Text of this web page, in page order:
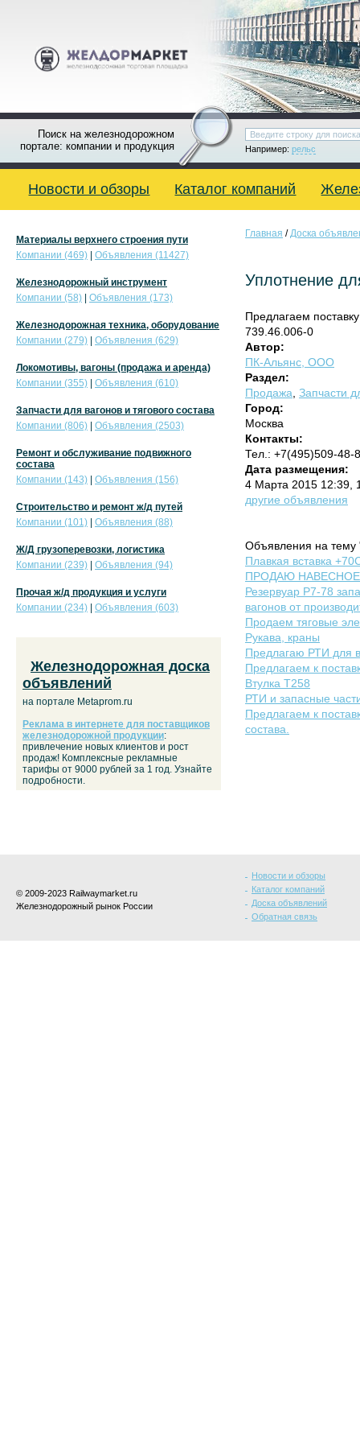
Поиск на железнодорожном
портале: компании и продукция
Например: рельс
Новости и обзоры Каталог компаний
Главная /Доска
Уплотнение
Предлагаем
739.46.006-0
Автор:
ПК-Альянс, ООО
Раздел:
Продажа Запчасти
Город:
Москва
Контакты:
Тел.: +7(495)509-48-
Дата размещения:
4 Марта 2015 12:39,
другие объявления
Объявления на тему
Плавкая вставка
ПРОДАЮ НАВЕСНОЕ
Резервуар Р7-78
вагонов от
Продаем тяговые
Рукава, краны
Предлагаю РТИ для
Предлагаем к
Втулка Т258
РТИ и запасные
Предлагаем к
состава.
Материалы верхнего строения пути
Компании (469)
Объявления (11427)
Железнодорожный инструмент
Компании (58)
Объявления (173)
Железнодорожная техника, оборудование
Компании (279)
Объявления (629)
Локомотивы, вагоны (продажа и аренда)
Компании (355)
Объявления (610)
Запчасти для вагонов и тягового состава
Компании (806)
Объявления (2503)
Ремонт и обслуживание подвижного
состава
Компании (143)
Объявления (156)
Строительство и ремонт ж/д путей
Компании (101)
Объявления (88)
Ж/Д грузоперевозки, логистика
Компании (239)
Объявления (94)
Прочая ж/д продукция и услуги
Компании (234)
Объявления (603)
Железнодорожная доска
объявлений
на портале Metaprom.ru
Реклама в интернете для поставщиков
железнодорожной продукции:
привлечение новых клиентов и рост
продаж! Комплексные рекламные
тарифы от 9000 рублей за 1 год. Узнайте
подробности.
© 2009-2023 Railwaymarket.ru
Железнодорожный рынок России
Новости и обзоры
Каталог компаний
Доска объявлений
Обратная связь